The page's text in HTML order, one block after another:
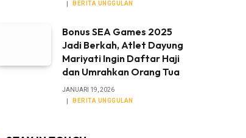
BERITA UNGGULAN
Bonus SEA Games 2025
Jadi Berkah, Atlet Dayung
Mariyati Ingin Daftar Haji
dan Umrahkan Orang Tua
JANUARI 19, 2026
BERITA UNGGULAN